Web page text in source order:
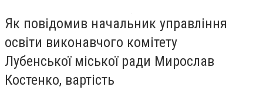
Як повідомив начальник управління
освіти виконавчого комітету
Лубенської міської ради Мирослав
Костенко, вартість